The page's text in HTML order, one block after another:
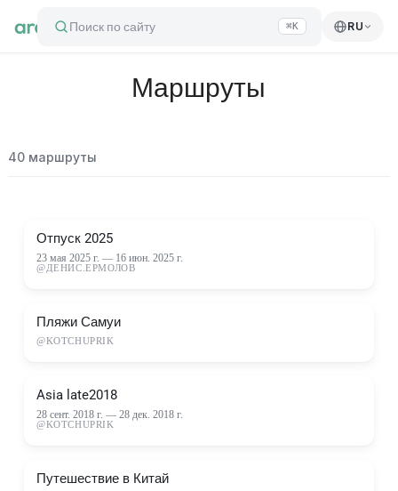
Поиск по сайту ⌘K RU
Маршруты
40 маршруты
Отпуск 2025
23 мая 2025 г. — 16 июн. 2025 г.
@ДЕНИС.ЕРМОЛОВ
Пляжи Самуи
@KOTCHUPRIK
Asia late2018
28 сент. 2018 г. — 28 дек. 2018 г.
@KOTCHUPRIK
Путешествие в Китай